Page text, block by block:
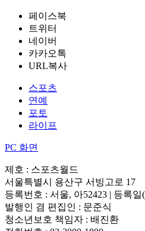
페이스북
트위터
네이버
카카오톡
URL복사
스포츠
연예
포토
라이프
PC 화면
제호 : 스포츠월드
서울특별시 용산구 서빙고로 17
등록번호 : 서울, 아52423 | 등록
발행인 겸 편집인 : 문준식
청소년보호 책임자 : 배진환